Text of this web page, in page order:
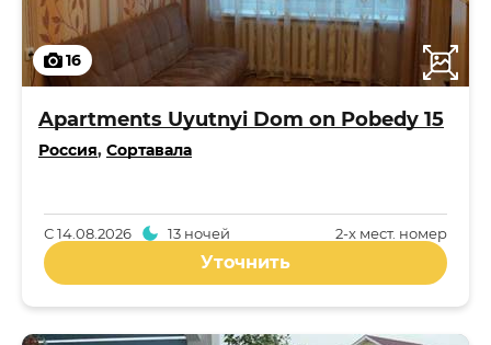
16
Apartments Uyutnyi Dom on Pobedy 15
Россия, Сортавала
2-x мест. номер
С14.08.2026 13 ночей
Уточнить